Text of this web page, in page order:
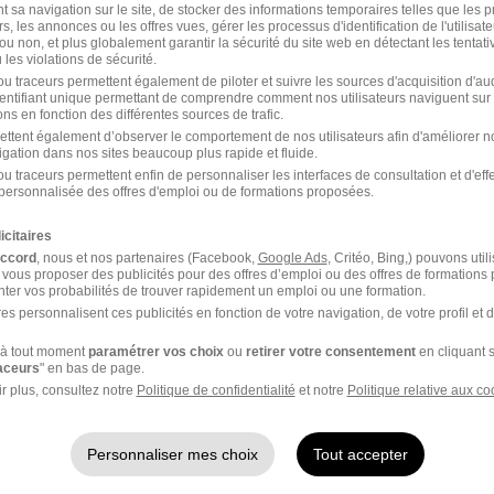
dans le domaine Logistique
Métier
de magasin
Vendeur polyvalent
de gestion Picard
Chef de projet R&D
sa navigation sur le site, de stocker des informations temporaires telles que les
les annonces ou les offres vues, gérer les processus d'identification de
non, et plus globalement garantir la sécurité du site web en détectant les
les violations de sécurité.
traceurs permettent également de piloter et suivre les sources d'acquisition
unique permettant de comprendre comment nos utilisateurs naviguent sur
en fonction des différentes sources de trafic.
également d’observer le comportement de nos utilisateurs afin d'améliorer
dans nos sites beaucoup plus rapide et fluide.
traceurs permettent enfin de personnaliser les interfaces de consultation et
des offres d'emploi ou de formations proposées.
, nous et nos partenaires (Facebook, Google Ads, Critéo, Bing,) pouvons
proposer des publicités pour des offres d’emploi ou des offres de formations
vos probabilités de trouver rapidement un emploi ou une formation.
personnalisent ces publicités en fonction de votre navigation, de votre profil et
tout momentparamétrer vos choixou retirer votre consentementen cliquant
" en bas de page.
plus, consultez notre Politique de confidentialité et notre Politique relative aux
Personnaliser mes choix Tout accepter